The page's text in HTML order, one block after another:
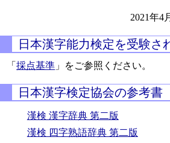
2021年4
日本漢字能力検定を受験さ
「採点基準 」をご参照ください。
日本漢字検定協会の参考書
漢検 漢字辞典 第二版
漢検 四字熟語辞典 第二版